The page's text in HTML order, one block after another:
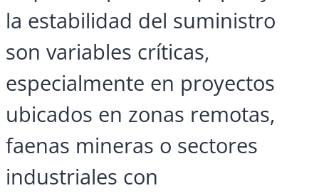
la estabilidad del suministro
son variables críticas,
especialmente en proyectos
ubicados en zonas remotas,
faenas mineras o sectores
industriales con